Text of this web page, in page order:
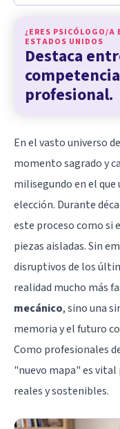
¿ERES PSICÓLOGO/A
ESTADOS UNIDOS
Destaca
competencia
profesional.
En el vasto universo
momento sagrado y
milisegundo en el
elección. Durante
este proceso como si
piezas aisladas. Sin
disruptivos de los
realidad mucho más
mecánico, sino una
memoria y el futuro
Como profesionales
"nuevo mapa" es
reales y sostenibles.